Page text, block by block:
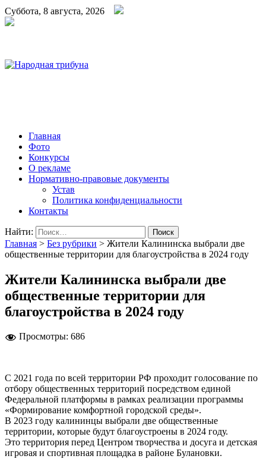
Суббота, 8 августа, 2026
Главная
Фото
Конкурсы
О рекламе
Нормативно-правовые документы
Устав
Политика конфиденциальности
Контакты
Найти:
Главная > Без рубрики > Жители Калининска выбрали две
общественные территории для благоустройства в 2024 году
Жители Калининска выбрали две
общественные территории для
благоустройства в 2024 году
Просмотры: 686
С 2021 года по всей территории РФ проходит голосование по
отбору общественных территорий посредством единой
Федеральной платформы в рамках реализации программы
«Формирование комфортной городской среды».
В 2023 году калининцы выбрали две общественные
территории, которые будут благоустроены в 2024 году.
Это территория перед Центром творчества и досуга и детская
игровая и спортивная площадка в районе Булановки.